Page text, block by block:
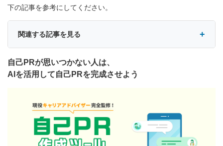
下の記事を参考にしてください。
関連する記事を見る
自己PRが思いつかない人は、
AIを活用して自己PRを完成させよう